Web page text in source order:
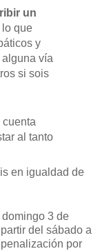
un
lo que
y
vía
si sois
al tanto
en igualdad de
3 de
del sábado a
por